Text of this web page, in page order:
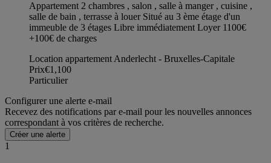
Appartement 2 chambres , salon , salle à manger , cuisine ,
salle de bain , terrasse à louer Situé au 3 ème étage d'un
immeuble de 3 étages Libre immédiatement Loyer 1100€
+100€ de charges
Location appartement Anderlecht - Bruxelles-Capitale
Prix€1,100
Particulier
Configurer une alerte e-mail
Recevez des notifications par e-mail pour les nouvelles annonces
correspondant à vos critères de recherche.
Créer une alerte
1